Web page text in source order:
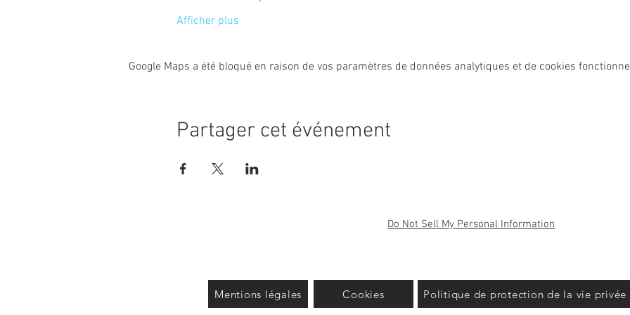
Afficher plus
Google Maps a été bloqué en raison de vos paramètres de données analytiques et de cookies
Partager cet événement
Do Not Sell My Personal Information
Mentions légales Cookies Politique de protection de la vie privée